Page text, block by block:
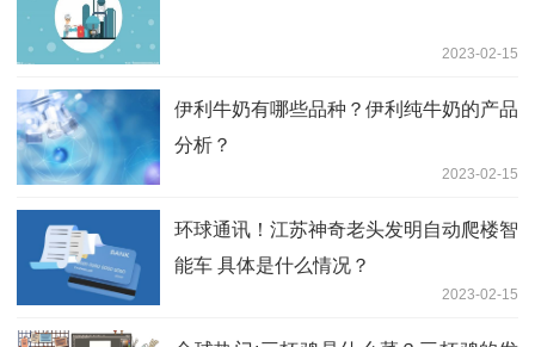
2023-02-15
伊利牛奶有哪些品种？伊利纯牛奶的产品
分析？
2023-02-15
环球通讯！江苏神奇老头发明自动爬楼智
能车 具体是什么情况？
2023-02-15